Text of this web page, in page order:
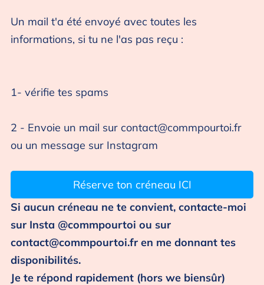
Un mail t'a été envoyé avec toutes les
informations, si tu ne l'as pas reçu :
1- vérifie tes spams
2 - Envoie un mail sur contact@commpourtoi.fr
ou un message sur Instagram
Réserve ton créneau ICI
Si aucun créneau ne te convient, contacte-moi
sur Insta @commpourtoi ou sur
contact@commpourtoi.fr en me donnant tes
disponibilités.
Je te répond rapidement (hors we biensûr)